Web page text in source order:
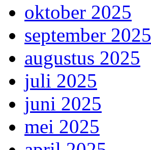
oktober 2025
september 2025
augustus 2025
juli 2025
juni 2025
mei 2025